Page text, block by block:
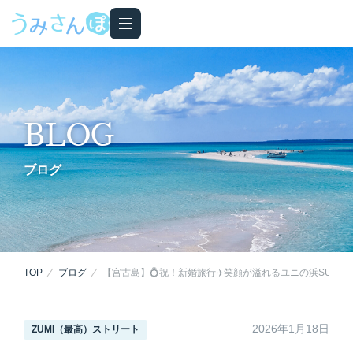
BLOG
ブログ
TOP ブログ 【宮古島】💍祝！新婚旅行✈️笑顔が溢れるユニの浜SUPツ
ZUMI（最高）ストリート 2026年1月18日